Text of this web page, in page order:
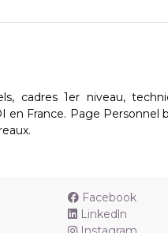
cadres 1er niveau,
en France. Page Personnel
Facebook
Linkedln